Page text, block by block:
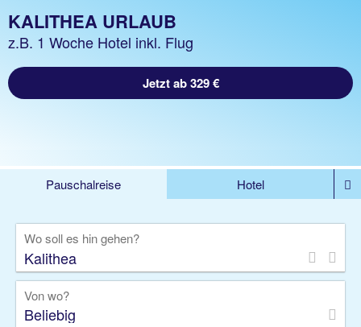
KALITHEA URLAUB
z.B. 1 Woche Hotel inkl. Flug
Jetzt ab 329 €
Pauschalreise
Hotel
Rundreise
Kreuzfahrt
Gruppenreise
Camper Privattransfer
Wo soll es hin gehen?
Von wo?
Beliebig